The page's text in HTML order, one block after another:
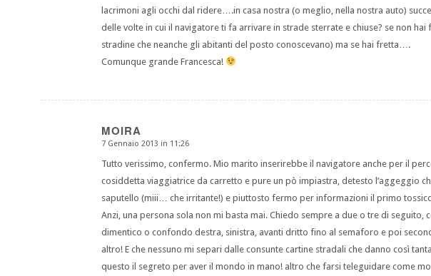
lacrimoni agli occhi dal ridere….in casa nostra (o meglio, nella nostra auto)
delle volte in cui il navigatore ti fa arrivare in strade sterrate e chiuse? se non
stradine che neanche gli abitanti del posto conoscevano) ma se hai fretta….
Comunque grande Francesca!
MOIRA
dice:
7 Gennaio 2013 in 11:26
Tutto verissimo, confermo. Mio marito inserirebbe il navigatore anche per il
cosiddetta viaggiatrice da carretto e pure un pò impiastra, detesto l’aggeggio
saputello (miii… che irritante!) e piuttosto fermo per informazioni il primo
Anzi, una persona sola non mi basta mai. Chiedo sempre a due o tre di
dimentico o confondo destra, sinistra, avanti dritto fino al semaforo e poi
altro! E che nessuno mi separi dalle consunte cartine stradali che danno così
questo il segreto per aver il mondo in mano! altro che farsi teleguidare come